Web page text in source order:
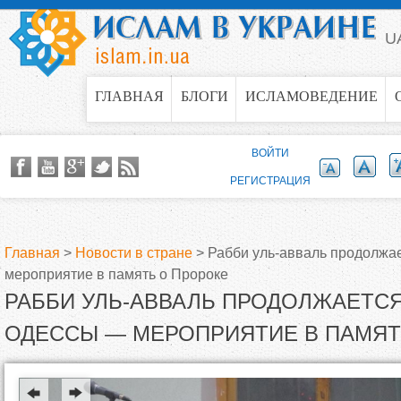
Jump to navigation
ГЛАВНАЯ БЛОГИ ИСЛАМОВЕДЕНИЕ
В
ы
з
Главная > Новости в стране > Рабби уль-авваль
мероприятие в память о Пророке
РАББИ УЛЬ-АВВАЛЬ
ОДЕССЫ — МЕРОПРИЯТИЕ В
ВОЙТИ
РЕГИСТРАЦИЯ